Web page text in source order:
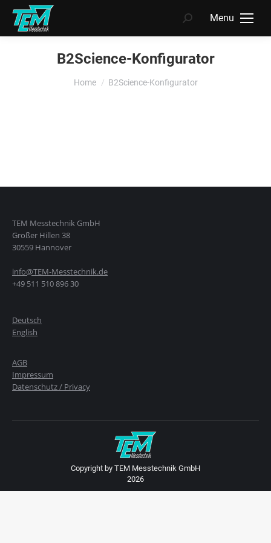
Menu
Search:
B2Science-Konfigurator
You are here:
Home B2Science-Konfigurator
TEM Messtechnik GmbH
Großer Hillen 38
30559 Hannover
info@TEM-Messtechnik.de
+49 511 510 896 30
Deutsch
English
AGB
Impressum
Datenschutz / Privacy
Copyright by TEM Messtechnik GmbH
2026